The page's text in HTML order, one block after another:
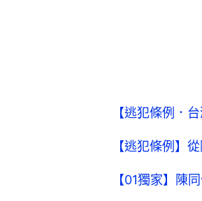
【逃犯條例．
【逃犯條例】
【01獨家】